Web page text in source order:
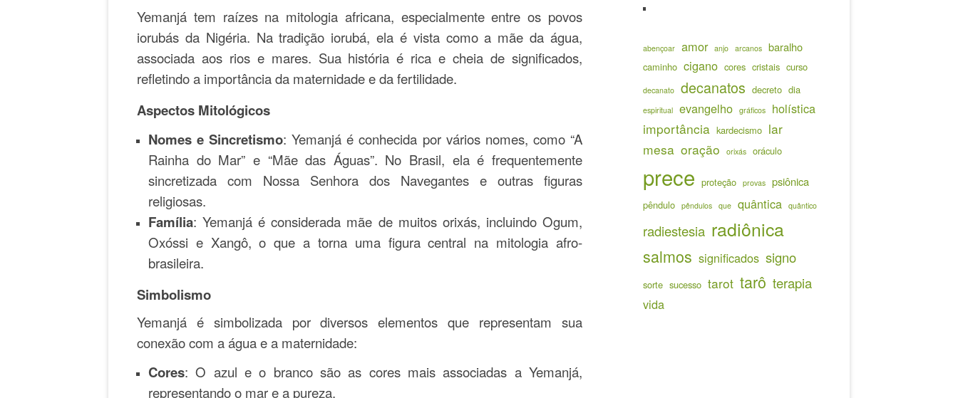
Yemanjá tem raízes na mitologia africana, especialmente entre os povos
iorubás da Nigéria. Na tradição iorubá, ela é vista como a mãe da água,
associada aos rios e mares. Sua história é rica e cheia de significados,
refletindo a importância da maternidade e da fertilidade.
Aspectos Mitológicos
Nomes e Sincretismo: Yemanjá é conhecida por vários nomes, como “A
Rainha do Mar” e “Mãe das Águas”. No Brasil, ela é frequentemente
sincretizada com Nossa Senhora dos Navegantes e outras figuras
religiosas.
Família: Yemanjá é considerada mãe de muitos orixás, incluindo Ogum,
Oxóssi e Xangô, o que a torna uma figura central na mitologia afro-
brasileira.
Simbolismo
Yemanjá é simbolizada por diversos elementos que representam sua
conexão com a água e a maternidade:
Cores: O azul e o branco são as cores mais associadas a Yemanjá,
representando o mar e a pureza.
abençoar amor anjo arcanos baralho
caminho cigano cores cristais curso
decanato decanatos decreto dia
espiritual evangelho gráficos holística
importância kardecismo lar
mesa oração orixás oráculo
prece proteção provas psiônica
pêndulo pêndulos que quântica quântico
radiestesia radiônica
salmos significados signo
sorte sucesso tarot tarô terapia
vida